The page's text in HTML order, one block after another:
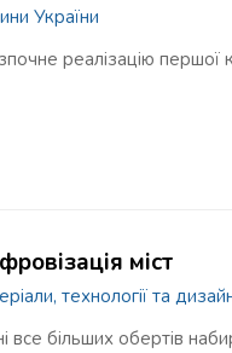
України
реалізацію
міст
технології та
все більших обертів